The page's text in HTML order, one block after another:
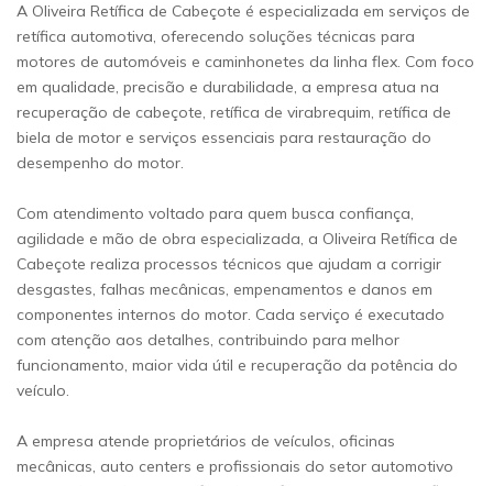
A Oliveira Retífica de Cabeçote é especializada em serviços de
retífica automotiva, oferecendo soluções técnicas para
motores de automóveis e caminhonetes da linha flex. Com foco
em qualidade, precisão e durabilidade, a empresa atua na
recuperação de cabeçote, retífica de virabrequim, retífica de
biela de motor e serviços essenciais para restauração do
desempenho do motor.
Com atendimento voltado para quem busca confiança,
agilidade e mão de obra especializada, a Oliveira Retífica de
Cabeçote realiza processos técnicos que ajudam a corrigir
desgastes, falhas mecânicas, empenamentos e danos em
componentes internos do motor. Cada serviço é executado
com atenção aos detalhes, contribuindo para melhor
funcionamento, maior vida útil e recuperação da potência do
veículo.
A empresa atende proprietários de veículos, oficinas
mecânicas, auto centers e profissionais do setor automotivo